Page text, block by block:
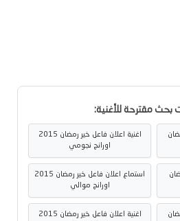
بحث مقترحة للأغنية:
اغنية اعلان فاعل خير رمضان 2015
اورانج نجومي
استماع اعلان فاعل خير رمضان 2015
اورانج موالي
اغنية اعلان فاعل خير رمضان 2015